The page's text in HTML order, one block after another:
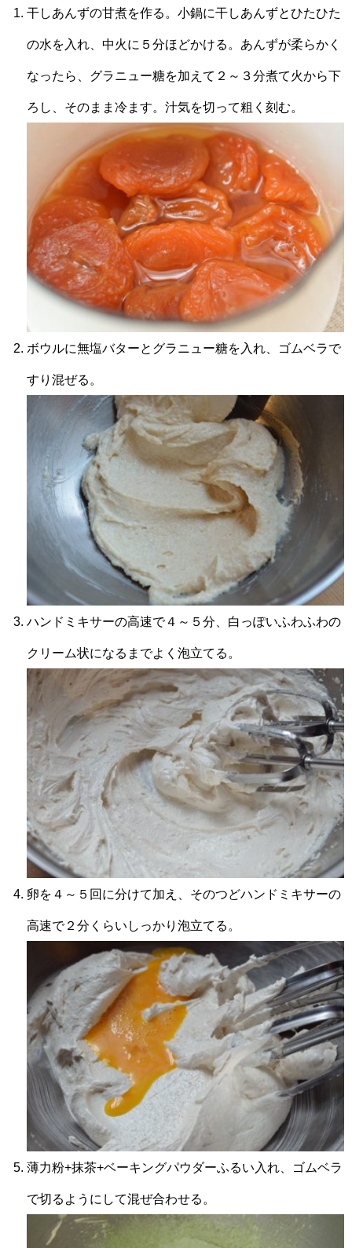
干しあんずの甘煮を作る。小鍋に干しあんずとひたひた
の水を入れ、中火に５分ほどかける。あんずが柔らかく
なったら、グラニュー糖を加えて２～３分煮て火から下
ろし、そのまま冷ます。汁気を切って粗く刻む。
ボウルに無塩バターとグラニュー糖を入れ、ゴムベラで
すり混ぜる。
ハンドミキサーの高速で４～５分、白っぽいふわふわの
クリーム状になるまでよく泡立てる。
卵を４～５回に分けて加え、そのつどハンドミキサーの
高速で２分くらいしっかり泡立てる。
薄力粉+抹茶+ベーキングパウダーふるい入れ、ゴムベラ
で切るようにして混ぜ合わせる。